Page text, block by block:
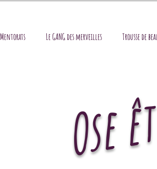
Mentorats Le GANG des merveilles Trousse de